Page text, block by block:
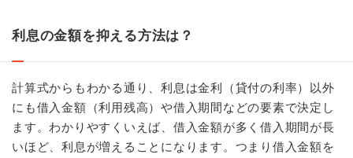
利息の金額を抑える方法は？
計算式からもわかる通り、利息は金利（貸付の利率）以外
にも借入金額（利用残高）や借入期間などの要素で決定し
ます。わかりやすくいえば、借入金額が多く借入期間が長
いほど、利息が増えることになります。つまり借入金額を